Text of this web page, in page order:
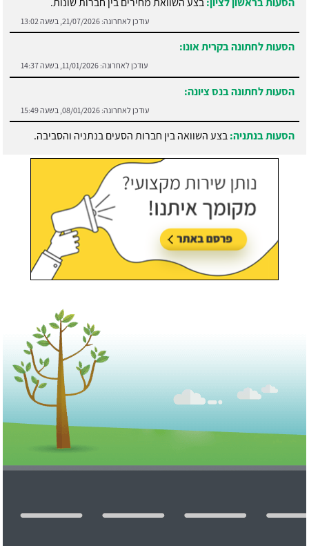
הסעות לחתונה בקרית אונו:
עודכן לאחרונה:11/01/2026, בשעה 14:37
הסעות לחתונה בנס ציונה:
עודכן לאחרונה: 08/01/2026, בשעה 15:49
הסעות בנתניה:בצע השוואה בין חברות הסעים בנתניה והסביבה.
עודכן לאחרונה: 21/07/2026, בשעה 13:05